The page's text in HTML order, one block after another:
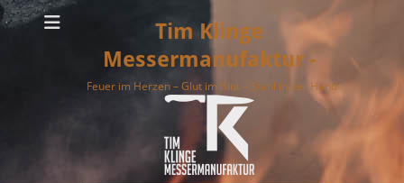
Tim Klinge
Messermanufaktur -
Feuer im Herzen – Glut im Blut – Stahl in der Hand